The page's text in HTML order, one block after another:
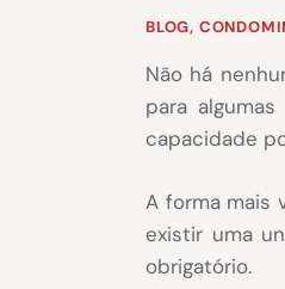
BLOG,
Não há
para
capacidade
A forma mais
existir uma
obrigatório.